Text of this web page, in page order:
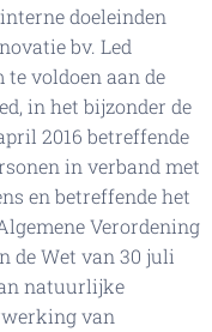
doeleinden
bv. Led
voldoen aan de
in het bijzonder de
2016 betreffende
in verband met
en betreffende het
Verordening
de Wet van 30 juli
natuurlijke
van